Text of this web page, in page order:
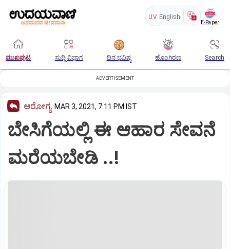
UV English
E-Paper
ಮುಖಪುಟ ಸುದ್ದಿ ವಿಭಾಗ ದಿನ ಭವಿಷ್ಯ ಹೊಂಗಿರಣ Search
ADVERTISEMENT
ಆರೋಗ್ಯ MAR 3, 2021, 7:11 PM IST
ಬೇಸಿಗೆಯಲ್ಲಿ ಈ ಆಹಾರ ಸೇವನೆ
ಮರೆಯಬೇಡಿ ..!